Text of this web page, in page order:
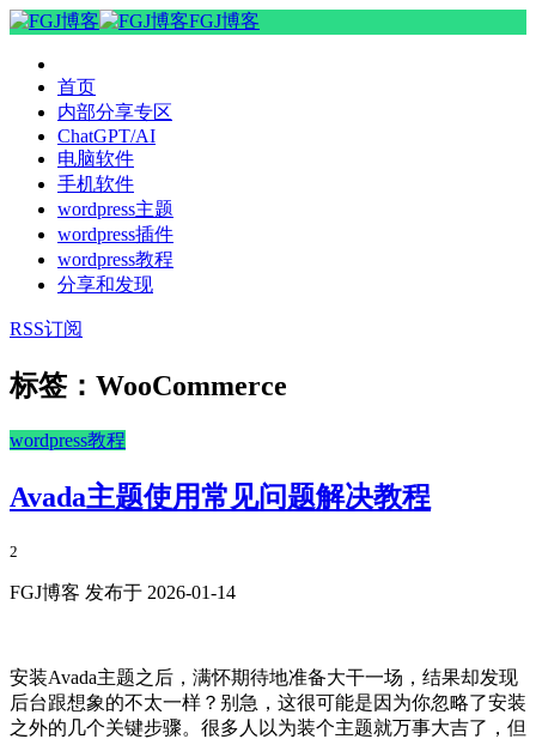
FGJ博客
首页
内部分享专区
ChatGPT/AI
电脑软件
手机软件
wordpress主题
wordpress插件
wordpress教程
分享和发现
RSS订阅
标签：WooCommerce
wordpress教程
Avada主题使用常见问题解决教程
2
FGJ博客 发布于 2026-01-14
安装Avada主题之后，满怀期待地准备大干一场，结果却发现
后台跟想象的不太一样？别急，这很可能是因为你忽略了安装
之外的几个关键步骤。很多人以为装个主题就万事大吉了，但